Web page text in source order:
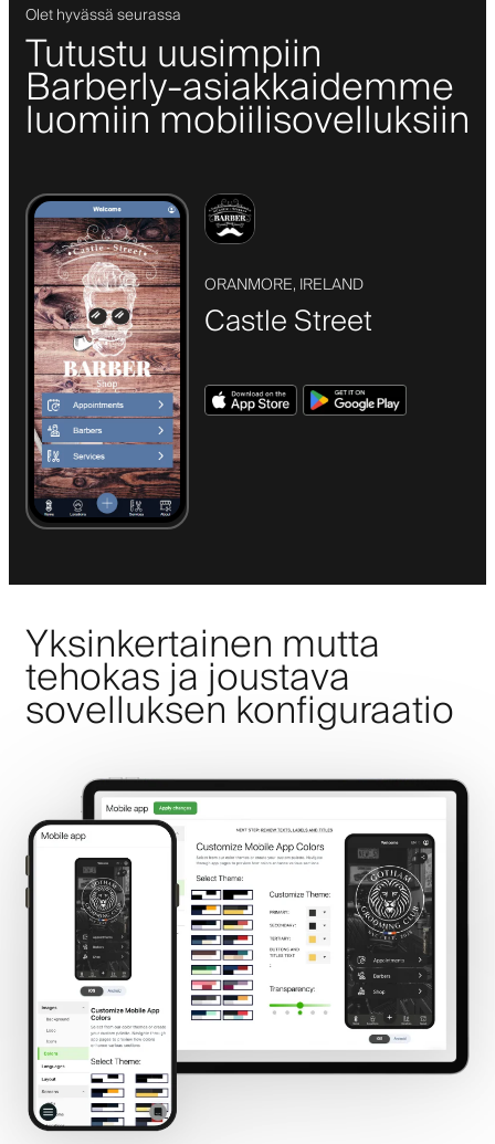
Olet hyvässä seurassa
Tutustu uusimpiin
Barberly-asiakkaidemme
luomiin mobiilisovelluksiin
ORANMORE, IRELAND
Castle Street
Yksinkertainen mutta
tehokas ja joustava
sovelluksen konfiguraatio